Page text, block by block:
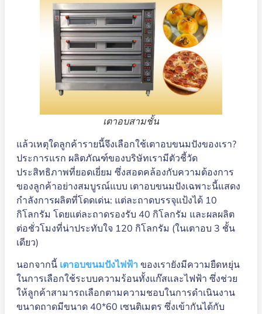
เตาอบสามชั้น
แล้วเหตุใดลูกค้ารายนี้จึงเลือกใช้เตาอบขนมปังของเรา?
ประการแรก ผลิตภัณฑ์ของบริษัทเรามีตัวชี้วัด
ประสิทธิภาพที่ยอดเยี่ยม ซึ่งสอดคล้องกับความต้องการ
ของลูกค้าอย่างสมบูรณ์แบบ เตาอบขนมปังเฉพาะนี้แสดง
กำลังการผลิตที่โดดเด่น: แต่ละถาดบรรจุแป้งได้ 10
กิโลกรัม โดยแต่ละถาดรองรับ 40 กิโลกรัม และผลผลิต
ต่อชั่วโมงที่น่าประทับใจ 120 กิโลกรัม (ในเตาอบ 3 ชั้น
เดียว)
นอกจากนี้ เตาอบขนมปังไฟฟ้า ของเรายังมีความยืดหยุ่น
ในการเลือกใช้ระบบความร้อนทั้งแก๊สและไฟฟ้า ซึ่งช่วย
ให้ลูกค้าสามารถเลือกตามความชอบในการดำเนินงาน
ขนาดถาดมีขนาด 40*60 เซนติเมตร ซึ่งเข้ากันได้กับ